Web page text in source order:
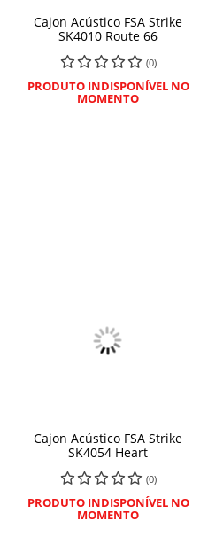
Cajon Acústico FSA Strike
SK4010 Route 66
(0)
PRODUTO INDISPONÍVEL NO
MOMENTO
Cajon Acústico FSA Strike
SK4054 Heart
(0)
PRODUTO INDISPONÍVEL NO
MOMENTO